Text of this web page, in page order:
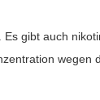
gibt auch
wegen